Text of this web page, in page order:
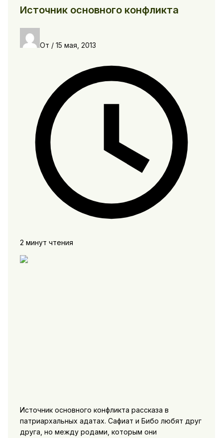
Источник основного конфликта
От / 15 мая, 2013
2 минут чтения
Источник основного конфликта рассказа в
патриархальных адатах. Сафиат и Бибо любят друг
друга, но между родами, которым они